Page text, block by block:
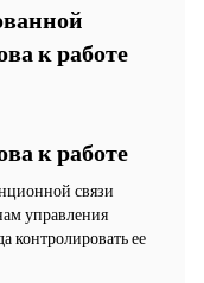
к работе
к работе
связи
управления
контролировать ее